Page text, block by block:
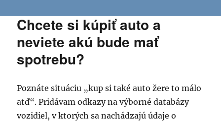
Chcete si kúpiť auto a
neviete akú bude mať
spotrebu?
Poznáte situáciu „kup si také auto žere to málo
atď“. Pridávam odkazy na výborné databázy
vozidiel, v ktorých sa nachádzajú údaje o